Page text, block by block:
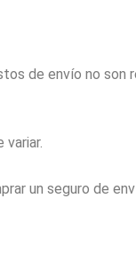
de envío no son
un seguro de